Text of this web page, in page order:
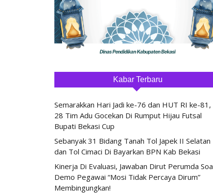
Kabar Terbaru
Semarakkan Hari Jadi ke-76 dan HUT RI ke-81,
28 Tim Adu Gocekan Di Rumput Hijau Futsal
Bupati Bekasi Cup
Sebanyak 31 Bidang Tanah Tol Japek II Selatan
dan Tol Cimaci Di Bayarkan BPN Kab Bekasi
Kinerja Di Evaluasi, Jawaban Dirut Perumda
Demo Pegawai “Mosi Tidak Percaya Dirum”
Membingungkan!